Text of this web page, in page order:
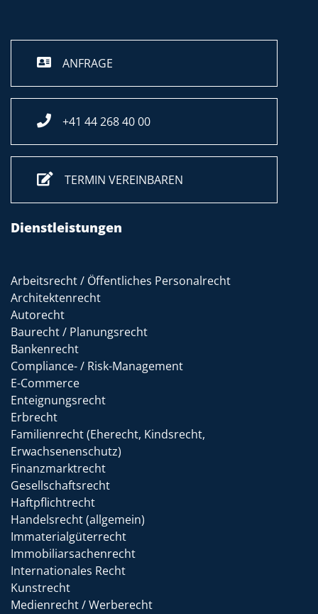
ANFRAGE
+41 44 268 40 00
TERMIN VEREINBAREN
Dienstleistungen
Arbeitsrecht / Öffentliches Personalrecht
Architektenrecht
Autorecht
Baurecht / Planungsrecht
Bankenrecht
Compliance- / Risk-Management
E-Commerce
Enteignungsrecht
Erbrecht
Familienrecht (Eherecht, Kindsrecht,
Erwachsenenschutz)
Finanzmarktrecht
Gesellschaftsrecht
Haftpflichtrecht
Handelsrecht (allgemein)
Immaterialgüterrecht
Immobiliarsachenrecht
Internationales Recht
Kunstrecht
Medienrecht / Werberecht